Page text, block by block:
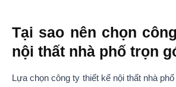
Tại sao nên chọn
nội thất nhà phố trọn
Lựa chọn công ty thiết kế nội thất nhà